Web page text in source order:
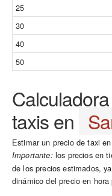
25
30
40
50
taxis en
Estimar un precio de taxi en
Importante:los precios en
de los precios estimados,
dinámico del precio en hora